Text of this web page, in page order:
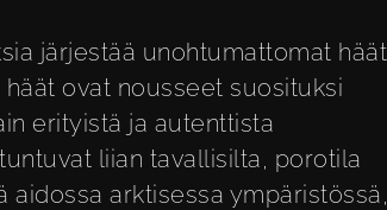
järjestää unohtumattomat häät
ovat nousseet suosituksi
erityistä ja autenttista
liian tavallisilta, porotila
arktisessa ympäristössä,